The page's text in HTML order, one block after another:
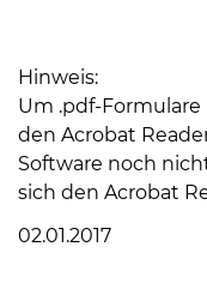
08
Hinweis:
Um .pdf-
den Acrobat
Software noch
sich den Acrobat
02.01.2017